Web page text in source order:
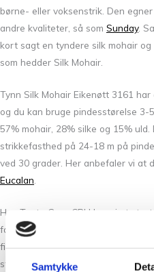
Samtykke
børne- eller voksenstrik. Den
andre kvaliteter, så som Sunday.
kort sagt en tyndere silk mohair
som hedder Silk Mohair.
Tynn Silk Mohair Eikenøtt 3161
og du kan bruge pindesstørelse
57% mohair, 28% silke og 15%
strikkefasthed på 24-18 m på
ved 30 grader. Her anbefaler vi at
Eucalan
Hos Tante Grøn CPH har vi et
farver. Så hvis du vil have syn for
fingrene, så kom forbi vores butik
stræber altid efter en personlig og